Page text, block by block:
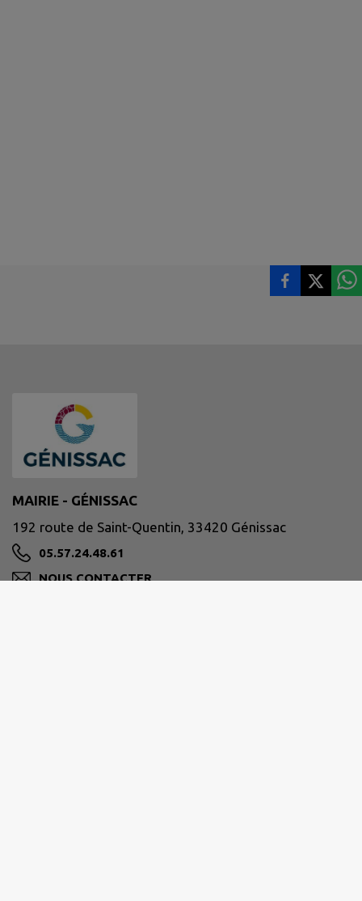
MAIRIE - GÉNISSAC
192 route de Saint-Quentin, 33420 Génissac
05.57.24.48.61
NOUS CONTACTER